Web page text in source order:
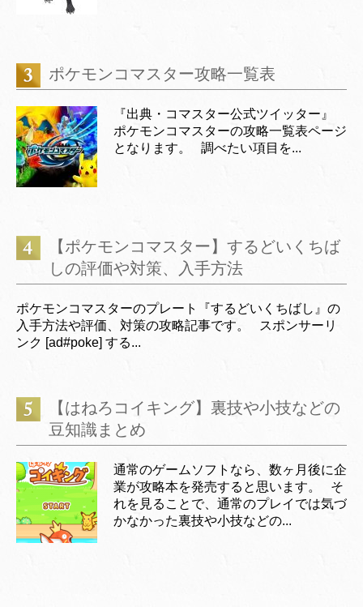
ポケモンコマスター攻略一覧表
『出典・コマスター公式ツイッター』
ポケモンコマスターの攻略一覧表ページ
となります。 調べたい項目を...
【ポケモンコマスター】するどいくちば
しの評価や対策、入手方法
ポケモンコマスターのプレート『するどいくちばし』の
入手方法や評価、対策の攻略記事です。 スポンサーリ
ンク [ad#poke] する...
【はねろコイキング】裏技や小技などの
豆知識まとめ
通常のゲームソフトなら、数ヶ月後に企
業が攻略本を発売すると思います。 そ
れを見ることで、通常のプレイでは気づ
かなかった裏技や小技などの...